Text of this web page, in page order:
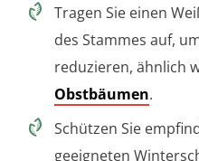
Tragen Sie einen
des Stammes auf,
reduzieren, ähnlich
Obstbäumen.
Schützen Sie
geeigneten